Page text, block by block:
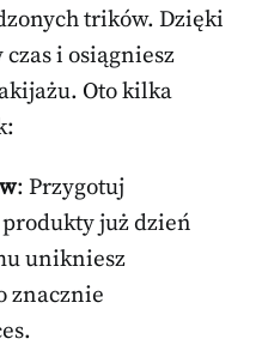
trików. Dzięki
i osiągniesz
Oto kilka
: Przygotuj
już dzień
unikniesz
znacznie